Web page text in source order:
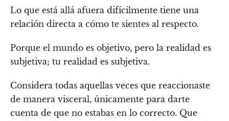
Lo que está allá afuera difícilmente tiene una
relación directa a cómo te sientes al respecto.
Porque el mundo es objetivo, pero la realidad es
subjetiva; tu realidad es subjetiva.
Considera todas aquellas veces que reaccionaste
de manera visceral, únicamente para darte
cuenta de que no estabas en lo correcto. Que